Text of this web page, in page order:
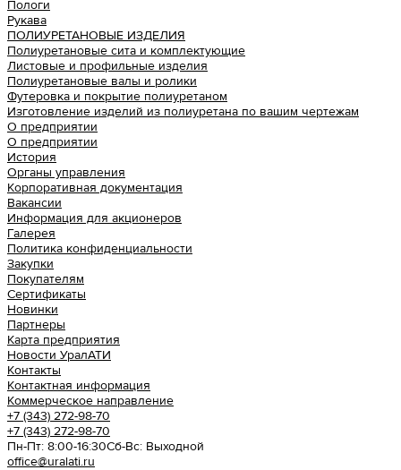
Пологи
Рукава
ПОЛИУРЕТАНОВЫЕ ИЗДЕЛИЯ
Полиуретановые сита и комплектующие
Листовые и профильные изделия
Полиуретановые валы и ролики
Футеровка и покрытие полиуретаном
Изготовление изделий из полиуретана по вашим чертежам
О предприятии
О предприятии
История
Органы управления
Корпоративная документация
Вакансии
Информация для акционеров
Галерея
Политика конфиденциальности
Закупки
Покупателям
Сертификаты
Новинки
Партнеры
Карта предприятия
Новости УралАТИ
Контакты
Контактная информация
Коммерческое направление
+7 (343) 272-98-70
+7 (343) 272-98-70
Пн-Пт: 8:00-16:30Cб-Вс: Выходной
office@uralati.ru